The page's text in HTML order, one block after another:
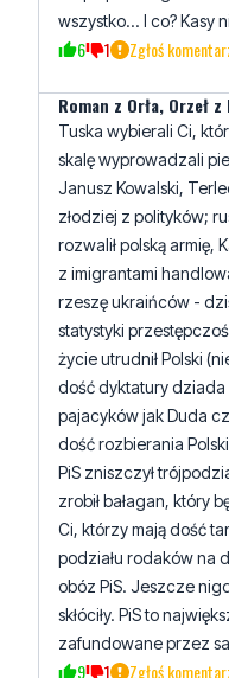
Roman z Orła, Orzeł z
Tuska wybierali Ci,
Janusz Kowalski,
złodziej z polityków;
rozwalił polską armię,
z imigrantami
rzeszę ukraińców -
statystyki
życie utrudnił Polski
dość dyktatury dziada
pajacyków jak Duda
dość rozbierania
PiS zniszczył
zrobił bałagan, który
Ci, którzy mają dość
podziału rodaków na
obóz PiS. Jeszcze
skłóciły. PiS to
zafundowane przez
9 1 Zgłoś
Bela piątek, 21
Dokładnie, a